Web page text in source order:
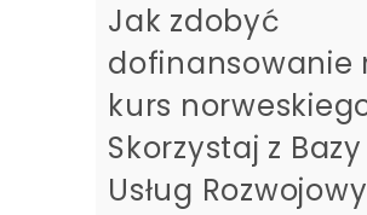
Jak zdobyć
dofinansowanie
kurs
Skorzystaj z Bazy
Usług